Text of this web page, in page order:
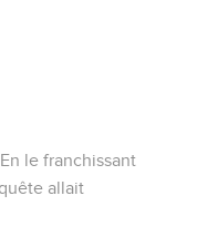
En le franchissant
allait